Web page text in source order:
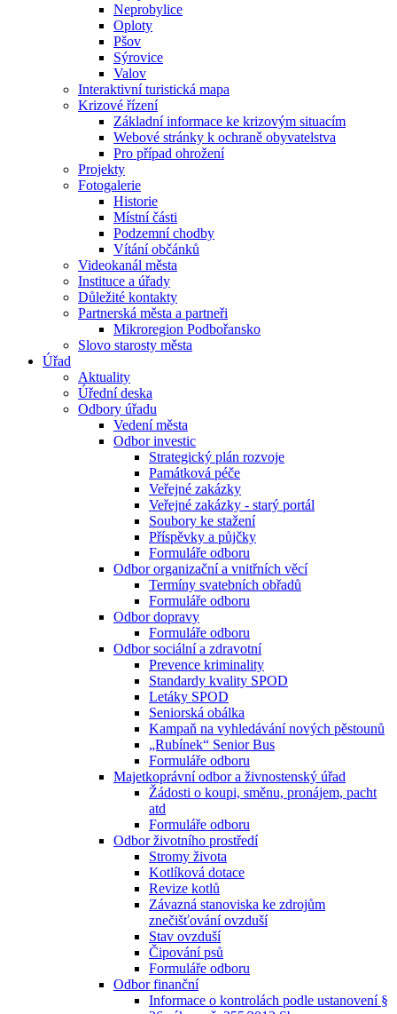
Neprobylice
Oploty
Pšov
Sýrovice
Valov
Interaktivní turistická mapa
Krizové řízení
Základní informace ke krizovým situacím
Webové stránky k ochraně obyvatelstva
Pro případ ohrožení
Projekty
Fotogalerie
Historie
Místní části
Podzemní chodby
Vítání občánků
Videokanál města
Instituce a úřady
Důležité kontakty
Partnerská města a partneři
Mikroregion Podbořansko
Slovo starosty města
Úřad
Aktuality
Úřední deska
Odbory úřadu
Vedení města
Odbor investic
Strategický plán rozvoje
Památková péče
Veřejné zakázky
Veřejné zakázky - starý portál
Soubory ke stažení
Příspěvky a půjčky
Formuláře odboru
Odbor organizační a vnitřních věcí
Termíny svatebních obřadů
Formuláře odboru
Odbor dopravy
Formuláře odboru
Odbor sociální a zdravotní
Prevence kriminality
Standardy kvality SPOD
Letáky SPOD
Seniorská obálka
Kampaň na vyhledávání nových pěstounů
„Rubínek“ Senior Bus
Formuláře odboru
Majetkoprávní odbor a živnostenský úřad
Žádosti o koupi, směnu, pronájem, pacht
atd
Formuláře odboru
Odbor životního prostředí
Stromy života
Kotlíková dotace
Revize kotlů
Závazná stanoviska ke zdrojům
znečišťování ovzduší
Stav ovzduší
Čipování psů
Formuláře odboru
Odbor finanční
Informace o kontrolách podle ustanovení §